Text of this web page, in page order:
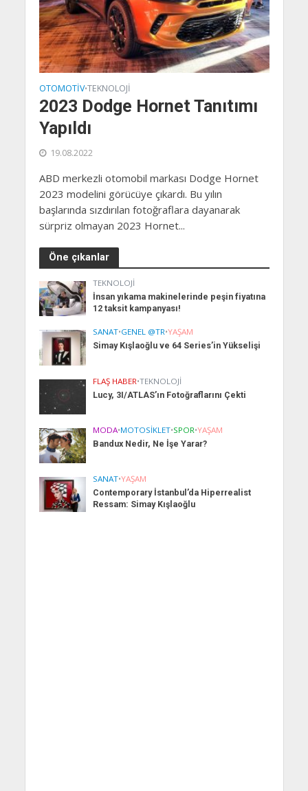
OTOMOTIV•TEKNOLOJI
2023 Dodge Hornet Tanıtımı
Yapıldı
19.08.2022
ABD merkezli otomobil markası Dodge Hornet
2023 modelini görücüye çıkardı. Bu yılın
başlarında sızdırılan fotoğraflara dayanarak
sürpriz olmayan 2023 Hornet...
Öne çıkanlar
TEKNOLOJI
İnsan yıkama makinelerinde peşin fiyatına
12 taksit kampanyası!
SANAT•GENEL @TR•YAŞAM
Simay Kışlaoğlu ve 64 Series’in Yükselişi
FLAŞ HABER•TEKNOLOJI
Lucy, 3I/ATLAS’ın Fotoğraflarını Çekti
MODA•MOTOSIKLET•SPOR•YAŞAM
Bandux Nedir, Ne İşe Yarar?
SANAT•YAŞAM
Contemporary İstanbul’da Hiperrealist
Ressam: Simay Kışlaoğlu